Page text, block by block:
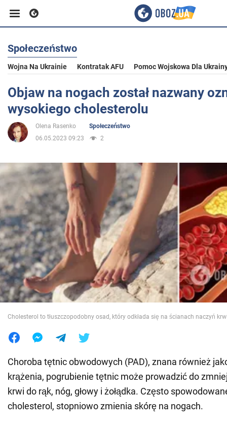
Biznes
Sport
Rozrywka
Polityka
Społeczeństwo
Wojna na Ukrainie
Świat
Jedzenie
Społeczeństwo
Wojna Na Ukrainie Kontratak AFU Pomoc Wojskowa Dla
Objaw na nogach został nazwany
wysokiego cholesterolu
Olena Rasenko
Społeczeństwo
06.05.2023 09:23
2
Cholesterol to tłuszczopodobny osad, który odkłada się na ścianach naczyń
Choroba tętnic obwodowych (PAD), znana również
krążenia, pogrubienie tętnic może prowadzić do
krwi do rąk, nóg, głowy i żołądka. Często
cholesterol, stopniowo zmienia skórę na nogach.